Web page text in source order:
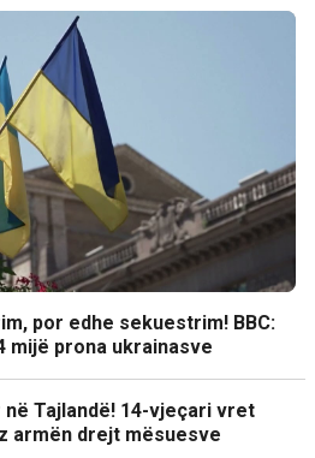
por edhe sekuestrim! BBC:
mijë prona ukrainasve
Tajlandë! 14-vjeçari vret
armën drejt mësuesve